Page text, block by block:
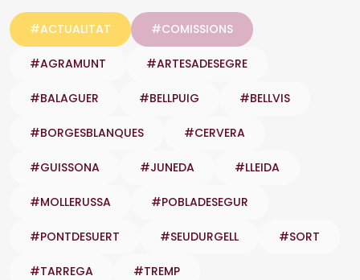
#ACTUALITAT #COMISSIONS
#AGRAMUNT #ARTESADESEGRE
#BALAGUER #BELLPUIG #BELLVIS
#BORGESBLANQUES #CERVERA
#GUISSONA #JUNEDA #LLEIDA
#MOLLERUSSA #POBLADESEGUR
#PONTDESUERT #SEUDURGELL #SORT
#TARREGA #TREMP